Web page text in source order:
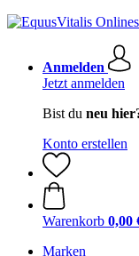
Anmelden
Jetzt anmelden
Bist du neu
Konto erstellen
Warenkorb 0,00
Marken